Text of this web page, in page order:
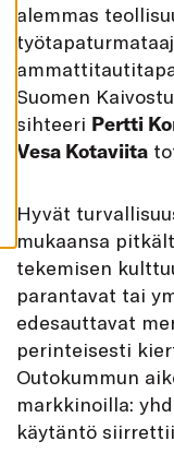
A
I
K
K
I
E
Ä
S
T
alemmas
Suomen
sihteeri Pertti
Vesa Kotaviita
Hyvät
mukaansa
tekemisen
parantavat tai
edesauttavat
perinteisesti
Outokummun
markkinoilla:
käytäntö